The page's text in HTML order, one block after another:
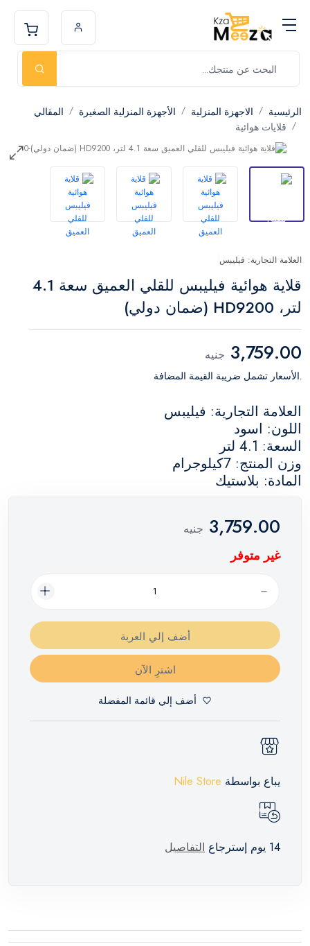
الرئيسية الاجهزة المنزلية الأجهزة المنزلية الصغيرة
المقالي
قلايات هوائية
العلامة التجارية: فيليبس
قلاية هوائية فيليبس للقلي العميق سعة 4.1
لتر، HD9200 (ضمان دولي)
3,759.00 جنيه
.الأسعار تشمل ضريبة القيمة المضافة
العلامة التجارية: فيليبس
اللون: اسود
السعة: 4.1 لتر
وزن المنتج: 7كيلوجرام
المادة: بلاستيك
3,759.00 جنيه
غير متوفر
أضف إلي العربة
اشترِ الآن
أضف إلي قائمة المفضلة
يباع بواسطة Nile Store
14 يوم إسترجاع التفاصيل